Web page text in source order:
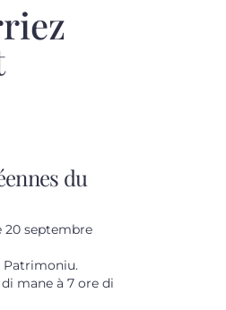
du
20 septembre
Patrimoniu.
mane à 7 ore di